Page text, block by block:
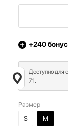
+240
Доступно для
71.
Размер
S
M